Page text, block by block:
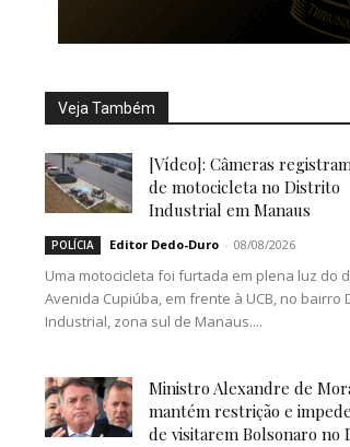
Veja Também
[Vídeo]: Câmeras
de motocicleta no Distrito
Industrial em Manaus
POLÍCIA Editor Dedo-Duro - 08/08/2026
Uma motocicleta foi furtada em plena luz do
Avenida Cupiúba, em frente à UCB, no bairro
Industrial, zona sul de Manaus....
Ministro Alexandre de
mantém restrição e
de visitarem Bolsonaro no